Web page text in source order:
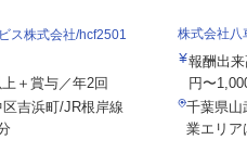
ス株式会社/hcf2501
＋賞与／年2回
吉浜町/JR根岸線
株式会社
報酬出
円〜
千葉県山
業エリア